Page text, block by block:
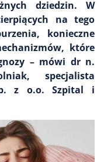
dziedzin. W
na tego
konieczne
które
– mówi dr n.
specjalista
z o.o. Szpital i